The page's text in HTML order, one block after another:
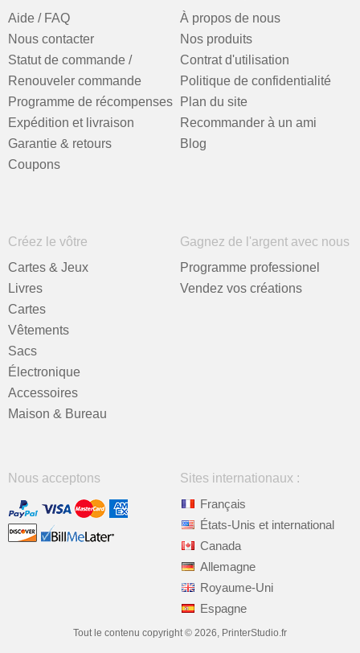
Aide / FAQ
Nous contacter
Statut de commande /
Renouveler commande
Programme de récompenses
Expédition et livraison
Garantie & retours
Coupons
À propos de nous
Nos produits
Contrat d'utilisation
Politique de confidentialité
Plan du site
Recommander à un ami
Blog
Créez le vôtre
Cartes & Jeux
Livres
Cartes
Vêtements
Sacs
Électronique
Accessoires
Maison & Bureau
Gagnez de l'argent avec nous
Programme professionel
Vendez vos créations
Nous acceptons
Sites internationaux :
Français
États-Unis et international
Canada
Allemagne
Royaume-Uni
Espagne
Tout le contenu copyright © 2026, PrinterStudio.fr